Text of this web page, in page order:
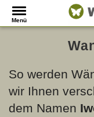
Menü
So werden
wir Ihnen
dem Namen